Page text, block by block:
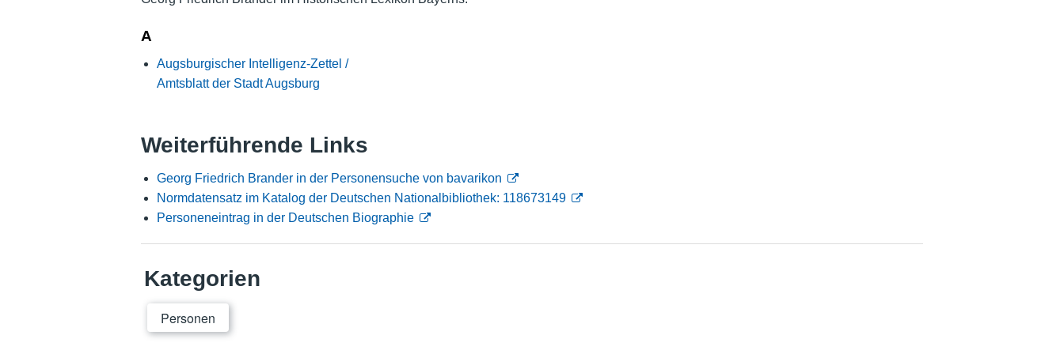
A
Augsburgischer Intelligenz-Zettel /
Amtsblatt der Stadt Augsburg
Weiterführende Links
Georg Friedrich Brander in der Personensuche von bavarikon
Normdatensatz im Katalog der Deutschen Nationalbibliothek: 118673149
Personeneintrag in der Deutschen Biographie
Kategorien
Personen